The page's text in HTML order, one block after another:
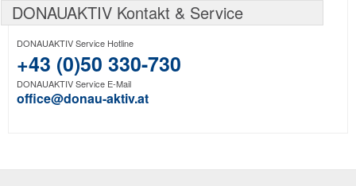
DONAUAKTIV Kontakt & Service
DONAUAKTIV Service Hotline
+43 (0)50 330-730
DONAUAKTIV Service E-Mail
office@donau-aktiv.at